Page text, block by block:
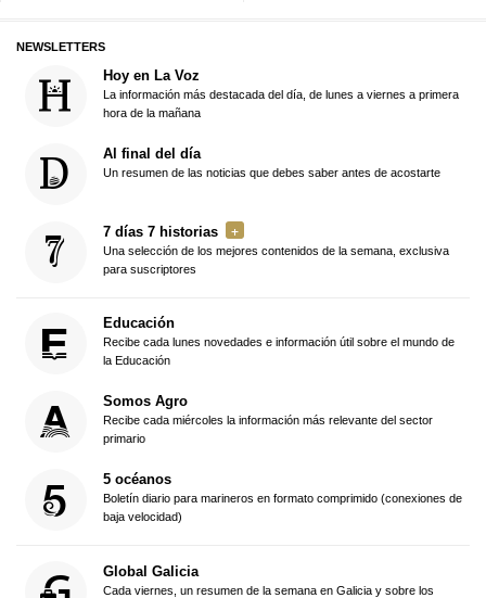
NEWSLETTERS
Hoy en La Voz
La información más destacada del día, de lunes a viernes a primera
hora de la mañana
Al final del día
Un resumen de las noticias que debes saber antes de acostarte
7 días 7 historias
Una selección de los mejores contenidos de la semana, exclusiva
para suscriptores
Educación
Recibe cada lunes novedades e información útil sobre el mundo de
la Educación
Somos Agro
Recibe cada miércoles la información más relevante del sector
primario
5 océanos
Boletín diario para marineros en formato comprimido (conexiones de
baja velocidad)
Global Galicia
Cada viernes, un resumen de la semana en Galicia y sobre los